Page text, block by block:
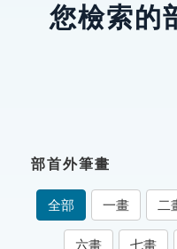
成語故事
索引選單
知識索引
您檢索的
部首外筆畫
全部 一畫 二
六畫 七畫